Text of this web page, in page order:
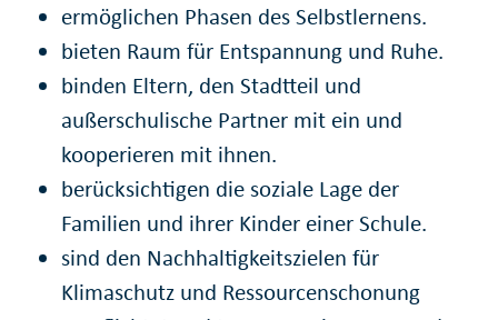
ermöglichen Phasen des Selbstlernens.
bieten Raum für Entspannung und Ruhe.
binden Eltern, den Stadtteil und
außerschulische Partner mit ein und
kooperieren mit ihnen.
berücksichtigen die soziale Lage der
Familien und ihrer Kinder einer Schule.
sind den Nachhaltigkeitszielen für
Klimaschutz und Ressourcenschonung